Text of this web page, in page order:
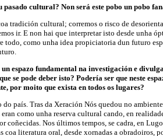
pasado cultural? Non será este pobo un pobo
tradición cultural; corremos o risco de
ir. E non hai que interpretar isto desde unha
todo, como unha idea propiciatoria dun futuro
espazo fundamental na investigación e
se pode deber isto? Podería ser que neste
por moito que exista en todos os lugares?
país. Tras da Xeración Nós quedou no
como unha reserva cultural cando, en
coñecidas. Nos últimos tempos, se cadra, en
coa literatura oral, desde xornadas a obradoiros,